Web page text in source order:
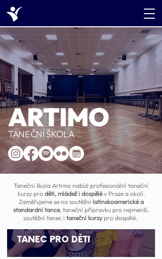
ARTIMO
TANEČNÍ ŠKOLA
Taneční škola Artimo nabízí profesionální taneční
kurzy pro děti, mládež i dospělév Praze a okolí.
Zaměřujeme se na soutěžní latinskoamerické a
standardní tance, taneční přípravku pro nejmenší,
soutěžní tanec i taneční kurzypro dospělé.
TANEC PRO DĚTI